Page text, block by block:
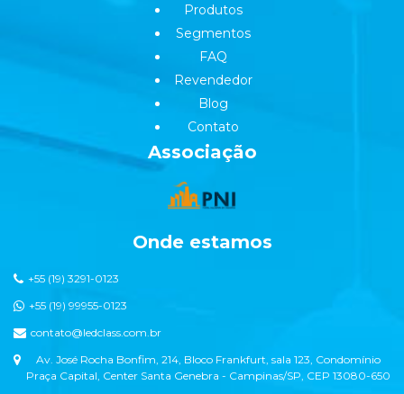
Produtos
Segmentos
FAQ
Revendedor
Blog
Contato
Associação
Onde estamos
+55 (19) 3291-0123
+55 (19) 99955-0123
contato@ledclass.com.br
Av. José Rocha Bonfim, 214, Bloco Frankfurt, sala 123, Condomínio
Praça Capital, Center Santa Genebra - Campinas/SP, CEP 13080-650